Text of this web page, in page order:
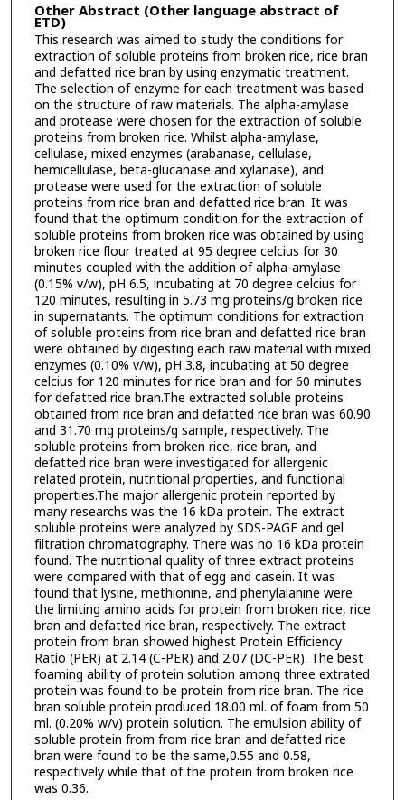
Other Abstract (Other language abstract of
ETD)
This research was aimed to study the conditions for
extraction of soluble proteins from broken rice, rice bran
and defatted rice bran by using enzymatic treatment.
The selection of enzyme for each treatment was based
on the structure of raw materials. The alpha-amylase
and protease were chosen for the extraction of soluble
proteins from broken rice. Whilst alpha-amylase,
cellulase, mixed enzymes (arabanase, cellulase,
hemicellulase, beta-glucanase and xylanase), and
protease were used for the extraction of soluble
proteins from rice bran and defatted rice bran. It was
found that the optimum condition for the extraction of
soluble proteins from broken rice was obtained by using
broken rice flour treated at 95 degree celcius for 30
minutes coupled with the addition of alpha-amylase
(0.15% v/w), pH 6.5, incubating at 70 degree celcius for
120 minutes, resulting in 5.73 mg proteins/g broken rice
in supernatants. The optimum conditions for extraction
of soluble proteins from rice bran and defatted rice bran
were obtained by digesting each raw material with mixed
enzymes (0.10% v/w), pH 3.8, incubating at 50 degree
celcius for 120 minutes for rice bran and for 60 minutes
for defatted rice bran.The extracted soluble proteins
obtained from rice bran and defatted rice bran was 60.90
and 31.70 mg proteins/g sample, respectively. The
soluble proteins from broken rice, rice bran, and
defatted rice bran were investigated for allergenic
related protein, nutritional properties, and functional
properties.The major allergenic protein reported by
many researchs was the 16 kDa protein. The extract
soluble proteins were analyzed by SDS-PAGE and gel
filtration chromatography. There was no 16 kDa protein
found. The nutritional quality of three extract proteins
were compared with that of egg and casein. It was
found that lysine, methionine, and phenylalanine were
the limiting amino acids for protein from broken rice, rice
bran and defatted rice bran, respectively. The extract
protein from bran showed highest Protein Efficiency
Ratio (PER) at 2.14 (C-PER) and 2.07 (DC-PER). The best
foaming ability of protein solution among three extrated
protein was found to be protein from rice bran. The rice
bran soluble protein produced 18.00 ml. of foam from 50
ml. (0.20% w/v) protein solution. The emulsion ability of
soluble protein from from rice bran and defatted rice
bran were found to be the same,0.55 and 0.58,
respectively while that of the protein from broken rice
was 0.36.